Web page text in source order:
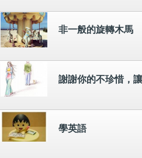
非一般的旋轉木馬
謝謝你的不珍惜，
學英語